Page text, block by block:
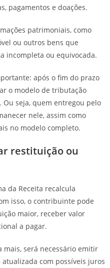
pagamentos e doações.
patrimoniais, como
ou outros bens que
incompleta ou equivocada.
após o fim do prazo
o modelo de tributação
seja, quem entregou pelo
nele, assim como
no modelo completo.
restituição ou
da Receita recalcula
isso, o contribuinte pode
maior, receber valor
a pagar.
mais, será necessário emitir
com possíveis juros